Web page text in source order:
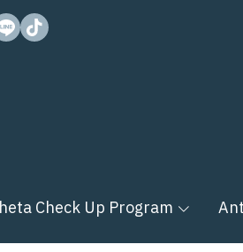
Check Up Program